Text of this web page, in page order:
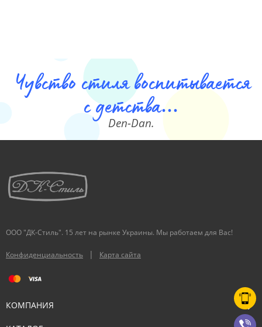
Чувство стиля воспитывается
с детства...
Den-Dan.
ООО "ДК-Стиль". 15 лет на рынке Украины. Мы работаем для Вас!
Конфиденциальность | Карта сайта
КОМПАНИЯ